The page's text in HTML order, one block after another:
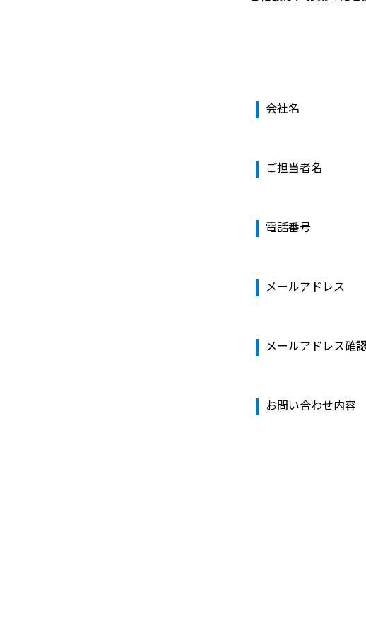
会社名
ご担当者名
電話番号
メールアドレス
メールアドレス確
お問い合わせ内容